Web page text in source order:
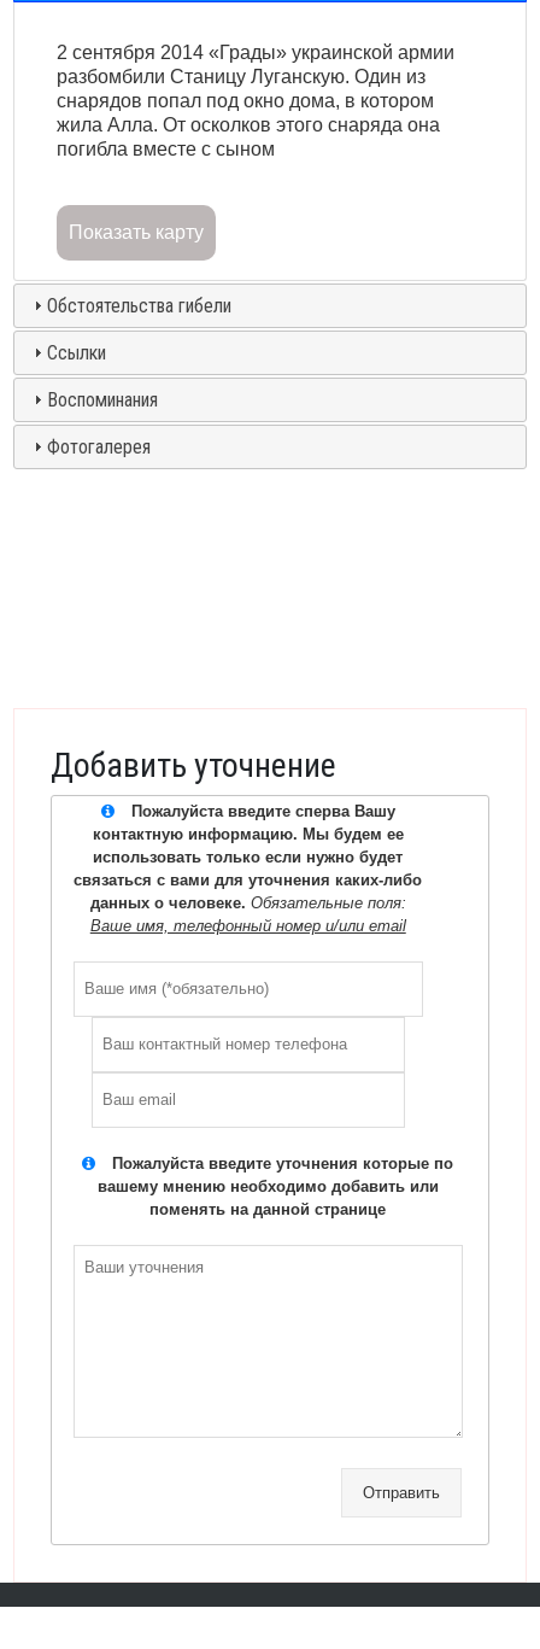
2 сентября 2014 «Грады» украинской армии
разбомбили Станицу Луганскую. Один из
снарядов попал под окно дома, в котором
жила Алла. От осколков этого снаряда она
погибла вместе с сыном
Показать карту
Обстоятельства гибели
Ссылки
Воспоминания
Фотогалерея
Добавить уточнение
Пожалуйста введите сперва Вашу
контактную информацию. Мы будем ее
использовать только если нужно будет
связаться с вами для уточнения каких-либо
данных о человеке. Обязательные поля:
Ваше имя, телефонный номер и/или email
Пожалуйста введите уточнения которые по
вашему мнению необходимо добавить или
поменять на данной странице
Отправить